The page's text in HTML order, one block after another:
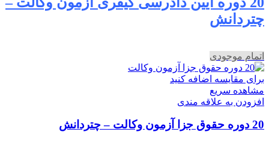
چتردانش
اتمام موجودی
برای مقایسه اضافه کنید
مشاهده سریع
افزودن به علاقه مندی
20 دوره حقوق جزا آزمون وکالت – چتردانش